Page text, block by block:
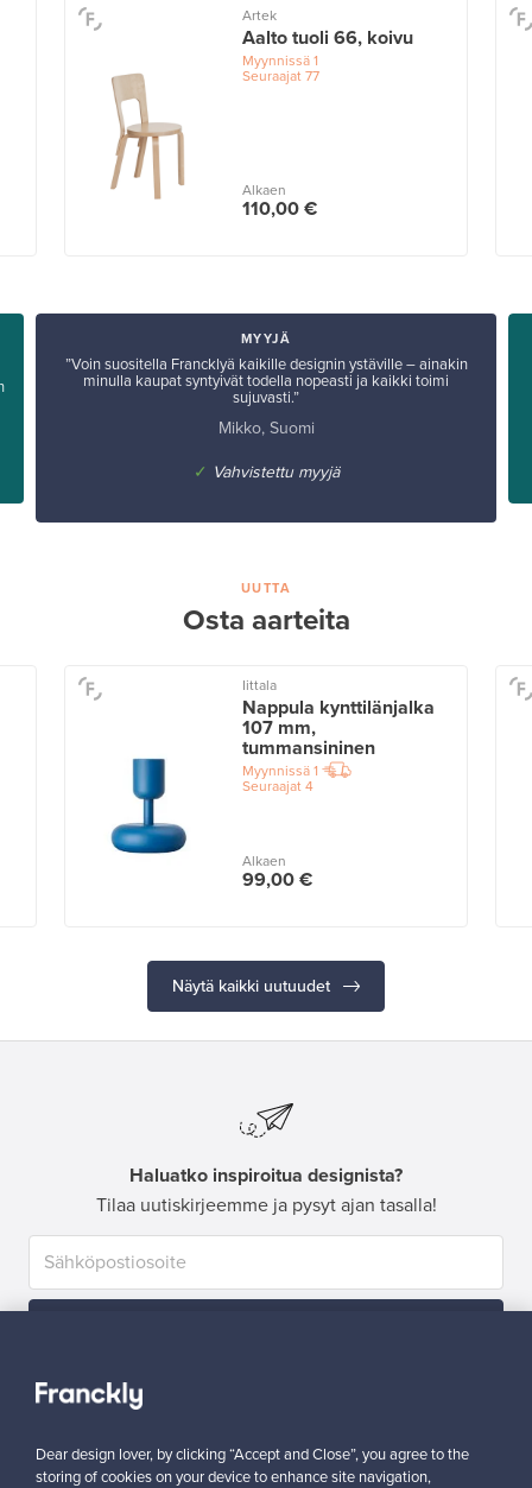
Artek
Aalto tuoli 66, koivu
Myynnissä1
Seuraajat77
Alkaen
110,00 €
MYYJÄ
”Voin suositella Francklyä kaikille designin ystäville – ainakin
minulla kaupat syntyivät todella nopeasti ja kaikki toimi
sujuvasti.”
Mikko, Suomi
✓ Vahvistettu myyjä
UUTTA
Osta aarteita
Iittala
Nappula kynttilänjalka
107 mm,
tummansininen
Myynnissä1
Seuraajat4
Alkaen
99,00 €
Näytä kaikki uutuudet
Haluatko inspiroitua designista?
Tilaa uutiskirjeemme ja pysyt ajan tasalla!
Dear design lover, by clicking “Accept and Close”, you agree to the
storing of cookies on your device to enhance site navigation,